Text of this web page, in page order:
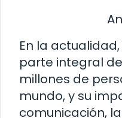
En la
parte integral
millones de
mundo, y su
comunicación,